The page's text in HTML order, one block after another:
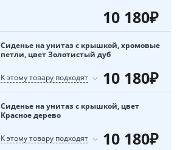
10 180₽
Сиденье на унитаз с крышкой, хромовые
петли, цвет Золотистый дуб
К этому товару подходят 10 180₽
Сиденье на унитаз с крышкой, цвет
Красное дерево
К этому товару подходят 10 180₽